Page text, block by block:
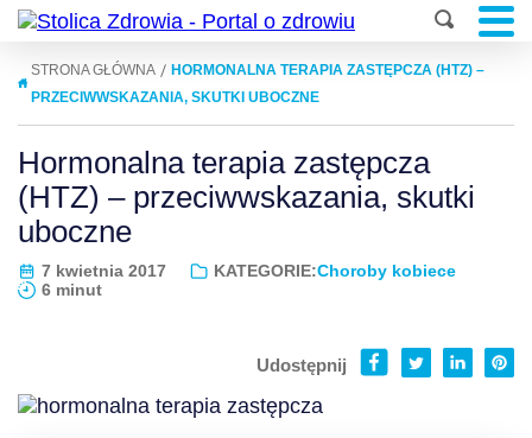
STRONA GŁÓWNA | HORMONALNA TERAPIA ZASTĘPCZA (HTZ) –
PRZECIWWSKAZANIA, SKUTKI UBOCZNE
Hormonalna terapia zastępcza
(HTZ) – przeciwwskazania, skutki
uboczne
7 kwietnia 2017 KATEGORIE:Choroby kobiece
6 minut
Udostępnij